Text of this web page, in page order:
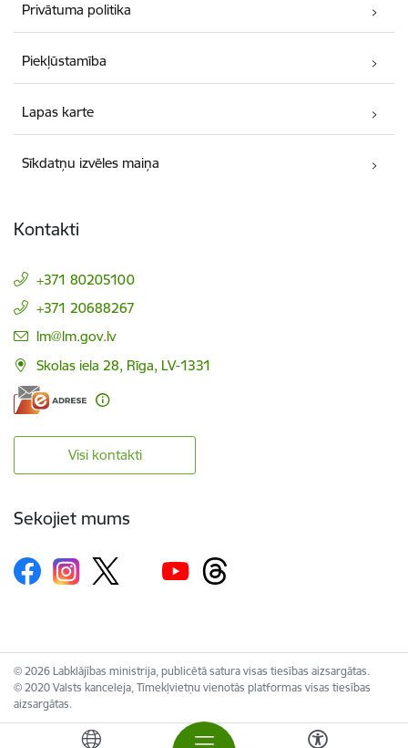
Privātuma politika
Piekļūstamība
Lapas karte
Sīkdatņu izvēles maiņa
Kontakti
+371 80205100
+371 20688267
E-pasts:
lm@lm.gov.lv
Skolas iela 28, Rīga, LV-1331
Visi kontakti
Sekojiet mums
© 2026 Labklājības ministrija, publicētā satura visas tiesības aizsargātas.
© 2020 Valsts kanceleja, Tīmekļvietņu vienotās platformas visas tiesības
aizsargātas.